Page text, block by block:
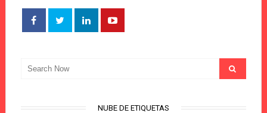
NUBE DE ETIQUETAS